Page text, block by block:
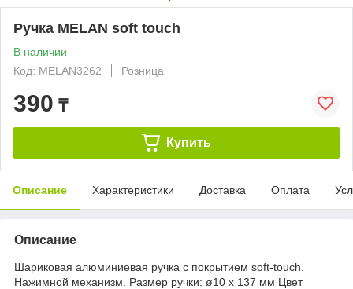
Ручка MELAN soft touch
В наличии
Код: MELAN3262
Розница
390 ₸
Купить
Описание Характеристики Доставка Оплата
Описание
Шариковая алюминиевая ручка с покрытием soft-touch.
Нажимной механизм. Размер ручки: ø10 x 137 мм Цвет